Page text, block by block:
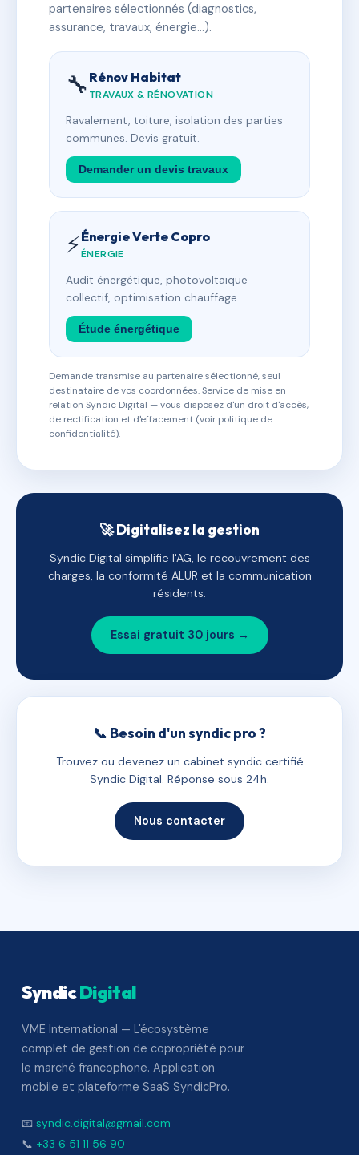
partenaires sélectionnés (diagnostics,
assurance, travaux, énergie…).
🔧 Rénov Habitat
TRAVAUX & RÉNOVATION
Ravalement, toiture, isolation des parties
communes. Devis gratuit.
Demander un devis travaux
⚡Énergie Verte Copro
ÉNERGIE
Audit énergétique, photovoltaïque
collectif, optimisation chauffage.
Étude énergétique
Demande transmise au partenaire sélectionné, seul
destinataire de vos coordonnées. Service de mise en
relation Syndic Digital — vous disposez d'un droit d'accès,
de rectification et d'effacement (voir politique de
confidentialité).
🚀 Digitalisez la gestion
Syndic Digital simplifie l'AG, le recouvrement des
charges, la conformité ALUR et la communication
résidents.
Essai gratuit 30 jours →
📞 Besoin d'un syndic pro ?
Trouvez ou devenez un cabinet syndic certifié
Syndic Digital. Réponse sous 24h.
Nous contacter
SyndicDigital
VME International — L'écosystème
complet de gestion de copropriété pour
le marché francophone. Application
mobile et plateforme SaaS SyndicPro.
📧 syndic.digital@gmail.com
📞 +33 6 51 11 56 90